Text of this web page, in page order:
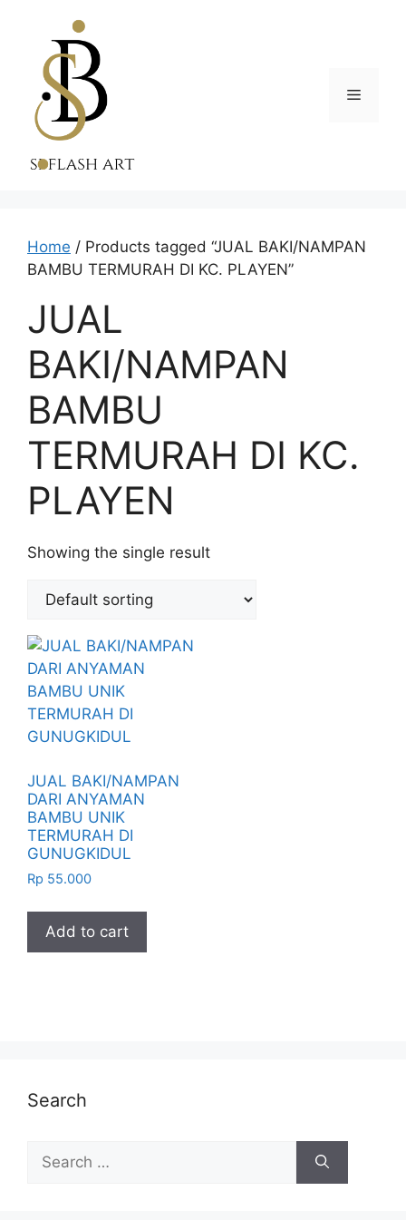
content
Menu
Home / Products tagged “JUAL BAKI/NAMPAN
BAMBU TERMURAH DI KC. PLAYEN”
JUAL
BAKI/NAMPAN
BAMBU
TERMURAH DI KC.
PLAYEN
Showing the single result
JUAL BAKI/NAMPAN
DARI ANYAMAN
BAMBU UNIK
TERMURAH DI
GUNUGKIDUL
Rp 55.000
Add to cart
Search
for: